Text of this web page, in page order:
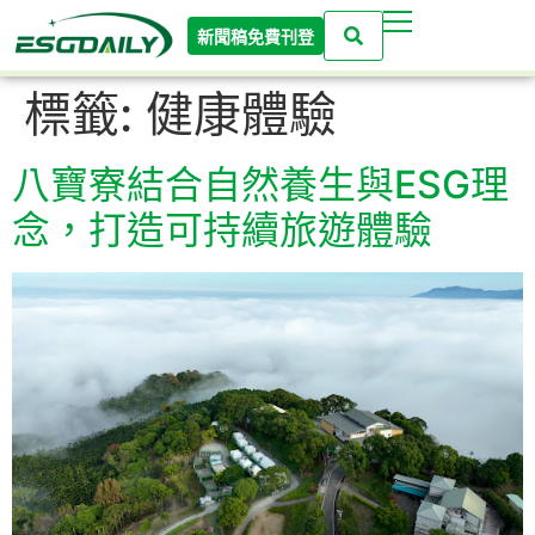
新聞稿免費刊登
標籤: 健康體驗
八寶寮結合自然養生與ESG理
念，打造可持續旅遊體驗